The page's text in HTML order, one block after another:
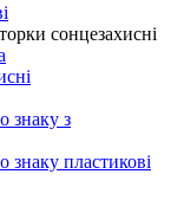
сонцезахисні
знаку з
знаку пластикові